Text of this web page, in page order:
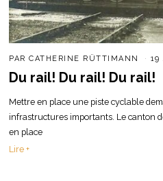
PARCATHERINE RÜTTIMANN 19
Du rail! Du rail! Du rail!
Mettre en place une piste cyclable
infrastructures importants. Le canton
en place
Lire +